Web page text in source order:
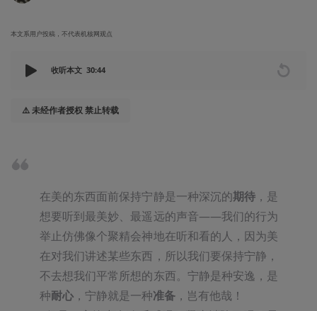
本文系用户投稿，不代表机核网观点
收听本文 30:44
⚠️ 未经作者授权 禁止转载
在美的东西面前保持宁静是一种深沉的期待，是
想要听到最美妙、最遥远的声音——我们的行为
举止仿佛像个聚精会神地在听和看的人，因为美
在对我们讲述某些东西，所以我们要保持宁静，
不去想我们平常所想的东西。宁静是种安逸，是
种耐心 ，宁静就是一种准备 ，岂有他哉！